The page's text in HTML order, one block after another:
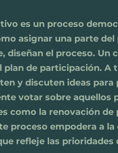
es un proceso
asignar una parte
diseñan el proceso.
plan de participación. A
y discuten ideas
votar sobre aquellos
como la renovación
proceso empodera a
refleje las